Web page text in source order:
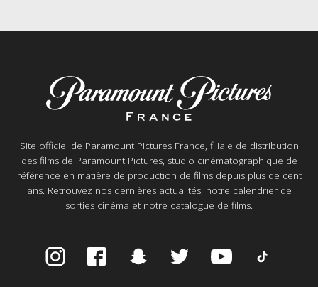
Site officiel de Paramount Pictures France, filiale de distribution
des films de Paramount Pictures, studio cinématographique de
référence en matière de production de films depuis plus de cent
ans. Retrouvez nos dernières actualités, notre calendrier de
sorties cinéma et notre catalogue de films.